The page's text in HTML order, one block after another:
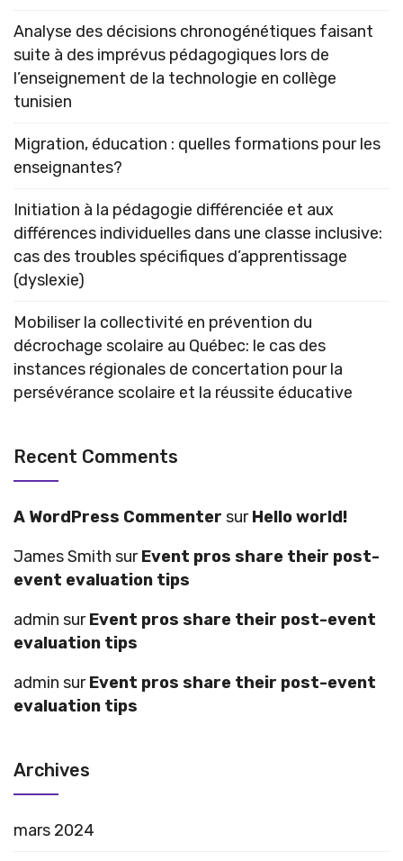
Analyse des décisions chronogénétiques faisant
suite à des imprévus pédagogiques lors de
l’enseignement de la technologie en collège
tunisien
Migration, éducation : quelles formations pour les
enseignantes?
Initiation à la pédagogie différenciée et aux
différences individuelles dans une classe inclusive:
cas des troubles spécifiques d’apprentissage
(dyslexie)
Mobiliser la collectivité en prévention du
décrochage scolaire au Québec: le cas des
instances régionales de concertation pour la
persévérance scolaire et la réussite éducative
Recent Comments
A WordPress Commenter surHello world!
James Smith surEvent pros share their post-
event evaluation tips
admin surEvent pros share their post-event
evaluation tips
admin surEvent pros share their post-event
evaluation tips
Archives
mars 2024